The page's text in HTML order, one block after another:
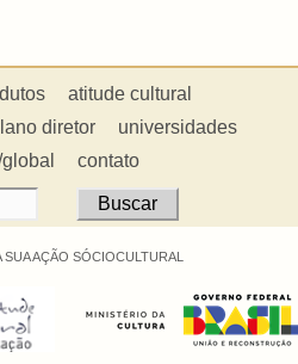
atitude cultural
diretor
universidades
contato
AÇÃO SÓCIOCULTURAL